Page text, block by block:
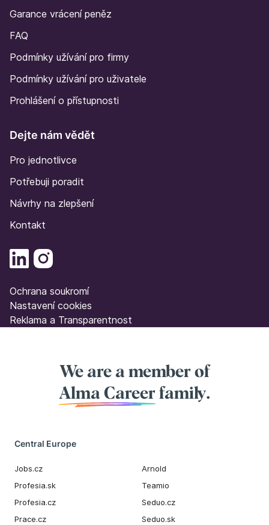
Garance vrácení peněz
FAQ
Podmínky užívání pro firmy
Podmínky užívání pro uživatele
Prohlášení o přístupnosti
Dejte nám vědět
Pro jednotlivce
Potřebuji poradit
Návrhy na zlepšení
Kontakt
Ochrana soukromí
Nastavení cookies
Reklama a Transparentnost
We are a member of
Alma Career family.
Central Europe
Jobs.cz
Profesia.sk
Profesia.cz
Prace.cz
Arnold
Teamio
Seduo.cz
Seduo.sk